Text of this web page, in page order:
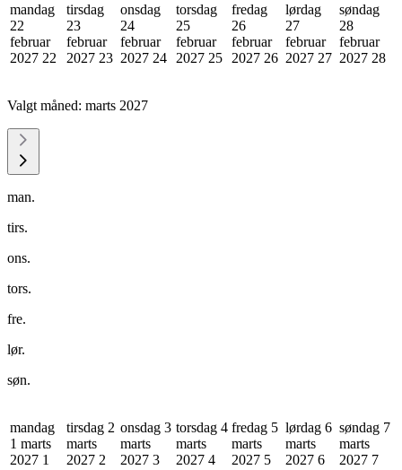
mandag
22
februar
2027 22
tirsdag
23
februar
2027 23
onsdag
24
februar
2027 24
torsdag
25
februar
2027 25
fredag
26
februar
2027 26
lørdag
27
februar
2027 27
søndag
28
februar
2027 28
Valgt måned: marts 2027
man.
tirs.
ons.
tors.
fre.
lør.
søn.
mandag
1 marts
2027 1
tirsdag 2
marts
2027 2
onsdag 3
marts
2027 3
torsdag 4
marts
2027 4
fredag 5
marts
2027 5
lørdag 6
marts
2027 6
søndag 7
marts
2027 7